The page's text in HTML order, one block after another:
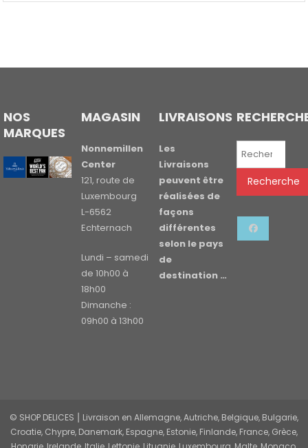
NOS
MARQUES
MAGASIN
Nonnemillen
Center
121, route de
Luxembourg
L-6562
Echternach
Lundi – samedi
de 10h00 à
18h00
Dimanche :
09h00 à 13h00
LIVRAISONS
Les
Livraisons
peuvent être
réalisées de
façons
différentes
selon le pays
de
destination …
Recherche
© SHOP DELICES ⎮ Livraison en Allemagne, Autriche, Belgique, Bulgarie,
Croatie, Chypre, Danemark, Espagne, Estonie, Finlande, France, Grèce,